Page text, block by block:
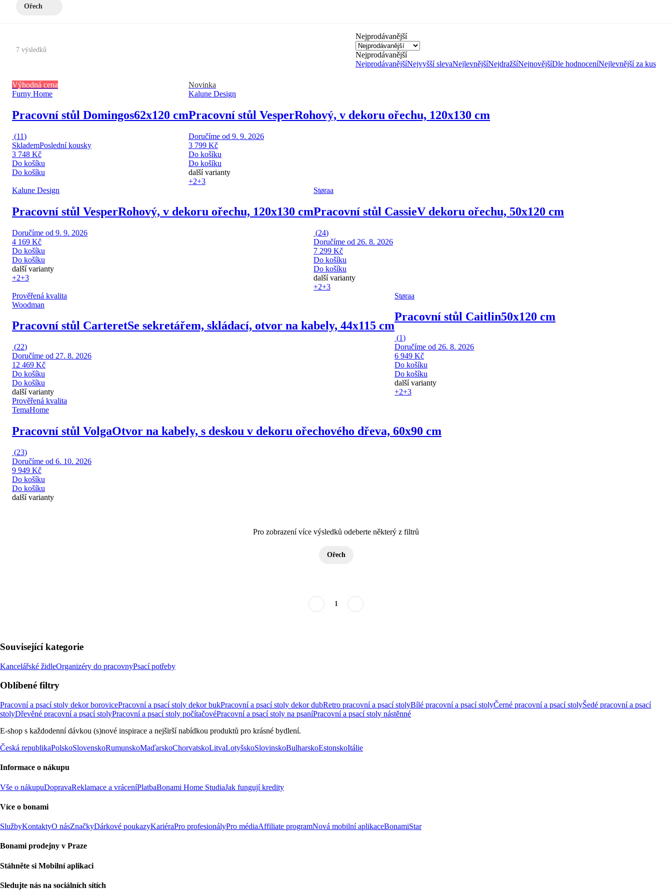
Ořech
7 výsledků
Nejprodávanější
Nejprodávanější
NejprodávanějšíNejvyšší slevaNejlevnějšíNejdražšíNejnovějšíDle hodnoceníNejlevnější za kus
Výhodná cena
Furny Home
Pracovní stůl Domingos62x120 cm
(11)
SklademPoslední kousky
3 748 Kč
Do košíku
Do košíku
Novinka
Kalune Design
Pracovní stůl VesperRohový, v dekoru ořechu, 120x130 cm
Doručíme od 9. 9. 2026
3 799 Kč
Do košíku
Do košíku
další varianty
+2+3
Kalune Design
Pracovní stůl VesperRohový, v dekoru ořechu, 120x130 cm
Doručíme od 9. 9. 2026
4 169 Kč
Do košíku
Do košíku
další varianty
+2+3
Støraa
Pracovní stůl CassieV dekoru ořechu, 50x120 cm
(24)
Doručíme od 26. 8. 2026
7 299 Kč
Do košíku
Do košíku
další varianty
+2+3
Prověřená kvalita
Woodman
Pracovní stůl CarteretSe sekretářem, skládací, otvor na kabely, 44x115 cm
(22)
Doručíme od 27. 8. 2026
12 469 Kč
Do košíku
Do košíku
další varianty
Støraa
Pracovní stůl Caitlin50x120 cm
(1)
Doručíme od 26. 8. 2026
6 949 Kč
Do košíku
Do košíku
další varianty
+2+3
Prověřená kvalita
TemaHome
Pracovní stůl VolgaOtvor na kabely, s deskou v dekoru ořechového dřeva, 60x90 cm
(23)
Doručíme od 6. 10. 2026
9 949 Kč
Do košíku
Do košíku
další varianty
Pro zobrazení více výsledků odeberte některý z filtrů
Ořech
1
Související kategorie
Kancelářské židleOrganizéry do pracovnyPsací potřeby
Oblíbené filtry
Pracovní a psací stoly dekor borovicePracovní a psací stoly dekor bukPracovní a psací stoly dekor dubRetro pracovní a psací stolyBílé pracovní a psací stolyČerné pracovní a psací stolyŠedé pracovní a psací
stolyDřevěné pracovní a psací stolyPracovní a psací stoly počítačovéPracovní a psací stoly na psaníPracovní a psací stoly nástěnné
E-shop s každodenní dávkou (s)nové inspirace a nejširší nabídkou produktů pro krásné bydlení.
Česká republikaPolskoSlovenskoRumunskoMaďarskoChorvatskoLitvaLotyšskoSlovinskoBulharskoEstonskoItálie
Informace o nákupu
Vše o nákupuDopravaReklamace a vráceníPlatbaBonami Home StudiaJak fungují kredity
Více o bonami
SlužbyKontaktyO násZnačkyDárkové poukazyKariéraPro profesionályPro médiaAffiliate programNová mobilní aplikaceBonamiStar
Bonami prodejny v Praze
Stáhněte si Mobilní aplikaci
Sledujte nás na sociálních sítích